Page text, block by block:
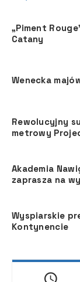
„Piment
Catany
Wenecka
Rewolucyjny
metrowy
Akademia
zaprasza na
Wyspiarskie
Kontynencie